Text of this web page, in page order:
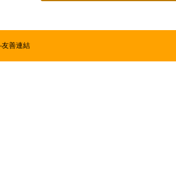
‧友善連結